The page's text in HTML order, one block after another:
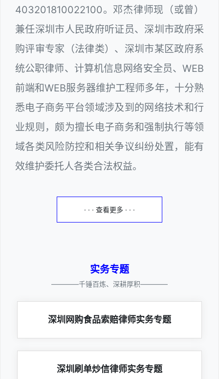
403201810022100。邓杰律师现（或曾）
兼任深圳市人民政府听证员、深圳市政府采
购评审专家（法律类）、深圳市某区政府系
统公职律师、计算机信息网络安全员、WEB
前端和WEB服务器维护工程师多年，十分熟
悉电子商务平台领域涉及到的网络技术和行
业规则，颇为擅长电子商务和强制执行等领
域各类风险防控和相关争议纠纷处置，能有
效维护委托人各类合法权益。
· · · 查看更多 · · ·
实务专题
————千锤百炼、深耕厚积————
深圳网购食品索赔律师实务专题
深圳刷单炒信律师实务专题